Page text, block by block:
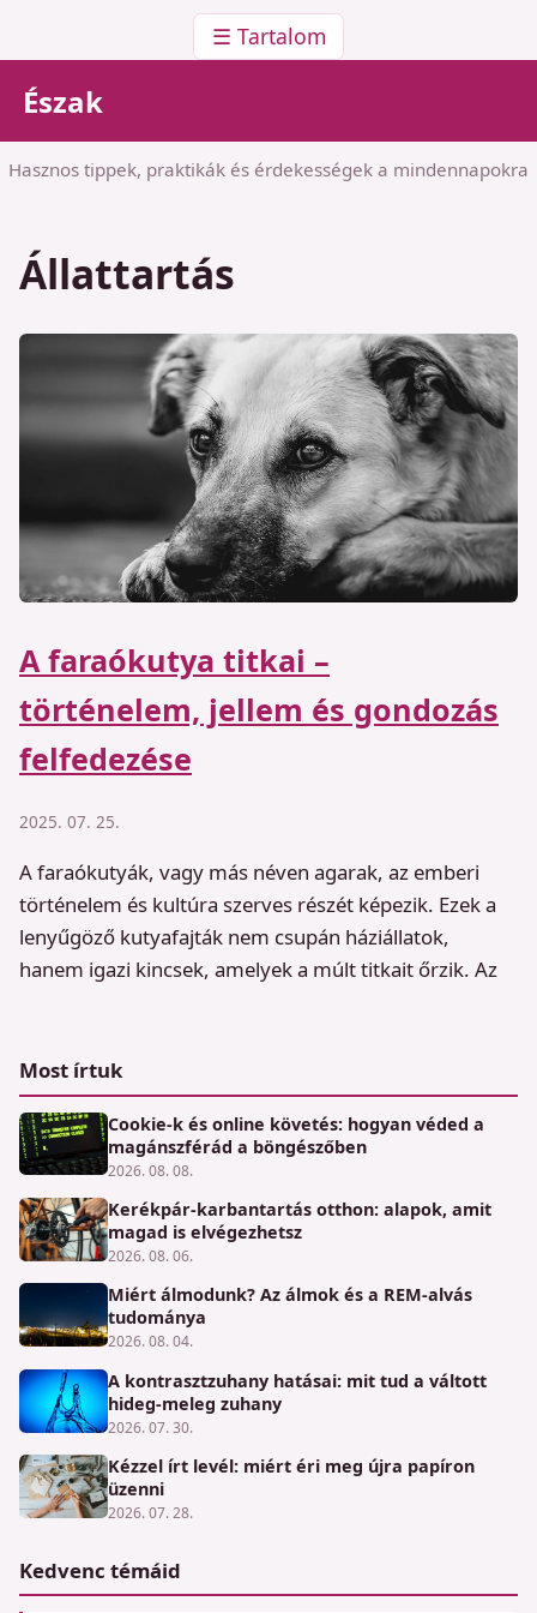
☰ Tartalom
Észak
Hasznos tippek, praktikák és érdekességek a mindennapokra
Állattartás
A faraókutya titkai –
történelem, jellem és gondozás
felfedezése
2025. 07. 25.
A faraókutyák, vagy más néven agarak, az emberi
történelem és kultúra szerves részét képezik. Ezek a
lenyűgöző kutyafajták nem csupán háziállatok,
hanem igazi kincsek, amelyek a múlt titkait őrzik. Az
Most írtuk
Cookie-k és online követés: hogyan véded a
magánszférád a böngészőben
2026. 08. 08.
Kerékpár-karbantartás otthon: alapok, amit
magad is elvégezhetsz
2026. 08. 06.
Miért álmodunk? Az álmok és a REM-alvás
tudománya
2026. 08. 04.
A kontrasztzuhany hatásai: mit tud a váltott
hideg-meleg zuhany
2026. 07. 30.
Kézzel írt levél: miért éri meg újra papíron
üzenni
2026. 07. 28.
Kedvenc témáid